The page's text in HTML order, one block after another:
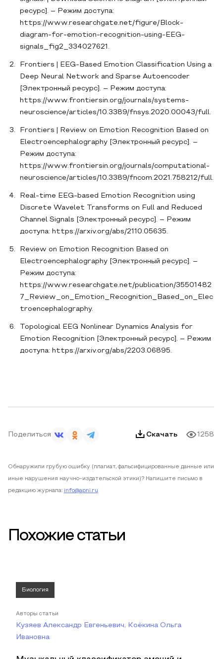
ресурс]. – Режим доступа:
https://www.researchgate.net/figure/Block-
diagram-for-emotion-recognition-using-EEG-
signals_fig2_334027621.
Frontiers | EEG-Based Emotion Classification Using a
Deep Neural Network and Sparse Autoencoder
[Электронный ресурс]. – Режим доступа:
https://www.frontiersin.org/journals/systems-
neuroscience/articles/10.3389/fnsys.2020.00043/full.
Frontiers | Review on Emotion Recognition Based on
Electroencephalography [Электронный ресурс]. –
Режим доступа:
https://www.frontiersin.org/journals/computational-
neuroscience/articles/10.3389/fncom.2021.758212/full.
Real-time EEG-based Emotion Recognition using
Discrete Wavelet Transforms on Full and Reduced
Channel Signals [Электронный ресурс]. – Режим
доступа: https://arxiv.org/abs/2110.05635.
Review on Emotion Recognition Based on
Electroencephalography [Электронный ресурс]. –
Режим доступа:
https://www.researchgate.net/publication/35501482
7_Review_on_Emotion_Recognition_Based_on_Elec
troencephalography.
Topological EEG Nonlinear Dynamics Analysis for
Emotion Recognition [Электронный ресурс]. – Режим
доступа: https://arxiv.org/abs/2203.06895.
Поделиться Скачать 1258
Обнаружили грубую ошибку (плагиат, фальсифицированные данные или
иные нарушения научно-издательской этики)? Напишите письмо в
редакцию журнала: info@apni.ru
Похожие статьи
Биология
Авторы статьи
Кузяев Александр Евгеньевич, Коёкина Ольга
Ивановна